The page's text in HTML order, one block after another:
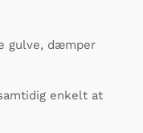
gulve, dæmper
enkelt at